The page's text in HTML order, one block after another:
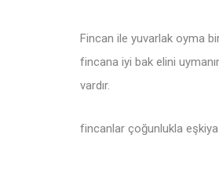
Fincan ile yuvarlak oyma
fincana iyi bak elini
vardır.
fincanlar çoğunlukla eşkiya